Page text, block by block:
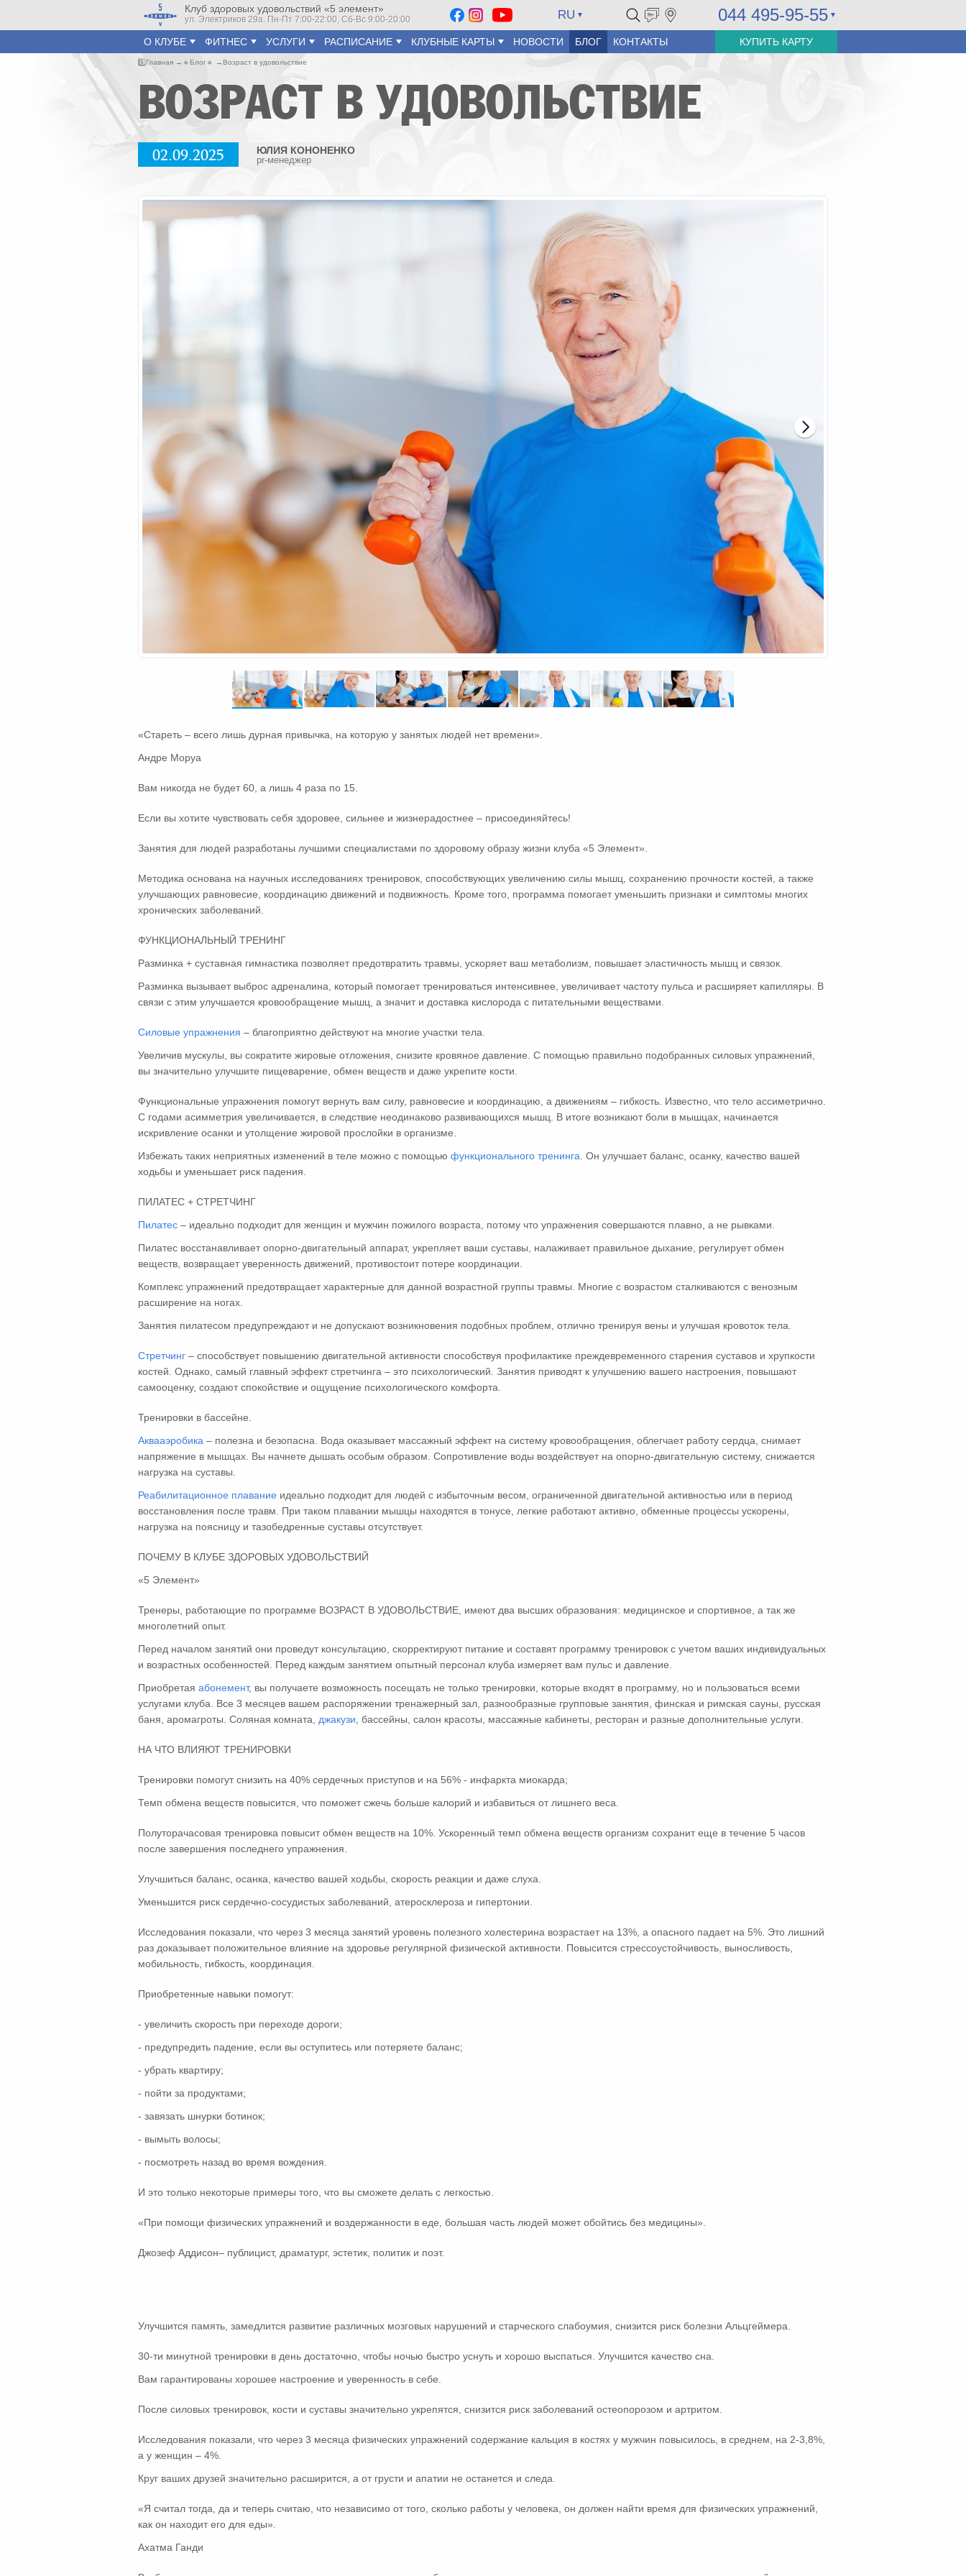
Клуб здоровых удовольствий «5 элемент»
ул. Электриков 29а. Пн-Пт 7:00-22:00, Сб-Вс 9:00-20:00 RU 044 495-95-55
О КЛУБЕ ФИТНЕС УСЛУГИ РАСПИСАНИЕ КЛУБНЫЕ КАРТЫ НОВОСТИ БЛОГ КОНТАКТЫ КУПИТЬ КАРТУ
5️⃣Главная 🔹 Блог🔹 Возраст в удовольствие
ВОЗРАСТ В УДОВОЛЬСТВИЕ
02.09.2025 ЮЛИЯ КОНОНЕНКО
pr-менеджер
«Стареть – всего лишь дурная привычка, на которую у занятых людей нет времени».
Андре Моруа
Вам никогда не будет 60, а лишь 4 раза по 15.
Если вы хотите чувствовать себя здоровее, сильнее и жизнерадостнее – присоединяйтесь!
Занятия для людей разработаны лучшими специалистами по здоровому образу жизни клуба «5 Элемент».
Методика основана на научных исследованиях тренировок, способствующих увеличению силы мышц, сохранению прочности костей, а также
улучшающих равновесие, координацию движений и подвижность. Кроме того, программа помогает уменьшить признаки и симптомы многих
хронических заболеваний.
ФУНКЦИОНАЛЬНЫЙ ТРЕНИНГ
Разминка + суставная гимнастика позволяет предотвратить травмы, ускоряет ваш метаболизм, повышает эластичность мышц и связок.
Разминка вызывает выброс адреналина, который помогает тренироваться интенсивнее, увеличивает частоту пульса и расширяет капилляры. В
связи с этим улучшается кровообращение мышц, а значит и доставка кислорода с питательными веществами.
Силовые упражнения – благоприятно действуют на многие участки тела.
Увеличив мускулы, вы сократите жировые отложения, снизите кровяное давление. С помощью правильно подобранных силовых упражнений,
вы значительно улучшите пищеварение, обмен веществ и даже укрепите кости.
Функциональные упражнения помогут вернуть вам силу, равновесие и координацию, а движениям – гибкость. Известно, что тело ассиметрично.
С годами асимметрия увеличивается, в следствие неодинаково развивающихся мышц. В итоге возникают боли в мышцах, начинается
искривление осанки и утолщение жировой прослойки в организме.
Избежать таких неприятных изменений в теле можно с помощью функционального тренинга . Он улучшает баланс, осанку, качество вашей
ходьбы и уменьшает риск падения.
ПИЛАТЕС + СТРЕТЧИНГ
Пилатес – идеально подходит для женщин и мужчин пожилого возраста, потому что упражнения совершаются плавно, а не рывками.
Пилатес восстанавливает опорно-двигательный аппарат, укрепляет ваши суставы, налаживает правильное дыхание, регулирует обмен
веществ, возвращает уверенность движений, противостоит потере координации.
Комплекс упражнений предотвращает характерные для данной возрастной группы травмы. Многие с возрастом сталкиваются с венозным
расширение на ногах.
Занятия пилатесом предупреждают и не допускают возникновения подобных проблем, отлично тренируя вены и улучшая кровоток тела.
Стретчинг – способствует повышению двигательной активности способствуя профилактике преждевременного старения суставов и хрупкости
костей. Однако, самый главный эффект стретчинга – это психологический. Занятия приводят к улучшению вашего настроения, повышают
самооценку, создают спокойствие и ощущение психологического комфорта.
Тренировки в бассейне.
Аквааэробика – полезна и безопасна. Вода оказывает массажный эффект на систему кровообращения, облегчает работу сердца, снимает
напряжение в мышцах. Вы начнете дышать особым образом. Сопротивление воды воздействует на опорно-двигательную систему, снижается
нагрузка на суставы.
Реабилитационное плавание идеально подходит для людей с избыточным весом, ограниченной двигательной активностью или в период
восстановления после травм. При таком плавании мышцы находятся в тонусе, легкие работают активно, обменные процессы ускорены,
нагрузка на поясницу и тазобедренные суставы отсутствует.
ПОЧЕМУ В КЛУБЕ ЗДОРОВЫХ УДОВОЛЬСТВИЙ
«5 Элемент»
Тренеры, работающие по программе ВОЗРАСТ В УДОВОЛЬСТВИЕ, имеют два высших образования: медицинское и спортивное, а так же
многолетний опыт.
Перед началом занятий они проведут консультацию, скорректируют питание и составят программу тренировок с учетом ваших индивидуальных
и возрастных особенностей. Перед каждым занятием опытный персонал клуба измеряет вам пульс и давление.
Приобретая абонемент, вы получаете возможность посещать не только тренировки, которые входят в программу, но и пользоваться всеми
услугами клуба. Все 3 месяцев вашем распоряжении тренажерный зал, разнообразные групповые занятия, финская и римская сауны, русская
баня, аромагроты. Соляная комната, джакузи , бассейны, салон красоты, массажные кабинеты, ресторан и разные дополнительные услуги.
НА ЧТО ВЛИЯЮТ ТРЕНИРОВКИ
Тренировки помогут снизить на 40% сердечных приступов и на 56% - инфаркта миокарда;
Темп обмена веществ повысится, что поможет сжечь больше калорий и избавиться от лишнего веса.
Полуторачасовая тренировка повысит обмен веществ на 10%. Ускоренный темп обмена веществ организм сохранит еще в течение 5 часов
после завершения последнего упражнения.
Улучшиться баланс, осанка, качество вашей ходьбы, скорость реакции и даже слуха.
Уменьшится риск сердечно-сосудистых заболеваний, атеросклероза и гипертонии.
Исследования показали, что через 3 месяца занятий уровень полезного холестерина возрастает на 13%, а опасного падает на 5%. Это лишний
раз доказывает положительное влияние на здоровье регулярной физической активности. Повысится стрессоустойчивость, выносливость,
мобильность, гибкость, координация.
Приобретенные навыки помогут:
- увеличить скорость при переходе дороги;
- предупредить падение, если вы оступитесь или потеряете баланс;
- убрать квартиру;
- пойти за продуктами;
- завязать шнурки ботинок;
- вымыть волосы;
- посмотреть назад во время вождения.
И это только некоторые примеры того, что вы сможете делать с легкостью.
«При помощи физических упражнений и воздержанности в еде, большая часть людей может обойтись без медицины».
Джозеф Аддисон– публицист, драматург, эстетик, политик и поэт.
Улучшится память, замедлится развитие различных мозговых нарушений и старческого слабоумия, снизится риск болезни Альцгеймера.
30-ти минутной тренировки в день достаточно, чтобы ночью быстро уснуть и хорошо выспаться. Улучшится качество сна.
Вам гарантированы хорошее настроение и уверенность в себе.
После силовых тренировок, кости и суставы значительно укрепятся, снизится риск заболеваний остеопорозом и артритом.
Исследования показали, что через 3 месяца физических упражнений содержание кальция в костях у мужчин повысилось, в среднем, на 2-3,8%,
а у женщин – 4%.
Круг ваших друзей значительно расширится, а от грусти и апатии не останется и следа.
«Я считал тогда, да и теперь считаю, что независимо от того, сколько работы у человека, он должен найти время для физических упражнений,
как он находит его для еды».
Ахатма Ганди